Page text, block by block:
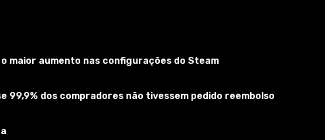
maior aumento nas configurações do Steam
99,9% dos compradores não tivessem pedido reembolso